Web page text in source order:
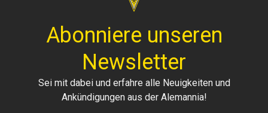
Abonniere unseren
Newsletter
Sei mit dabei und erfahre alle Neuigkeiten und
Ankündigungen aus der Alemannia!